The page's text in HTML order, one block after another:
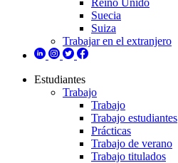
Reino Unido
Suecia
Suiza
Trabajar en el extranjero
Estudiantes
Trabajo
Trabajo
Trabajo estudiantes
Prácticas
Trabajo de verano
Trabajo titulados